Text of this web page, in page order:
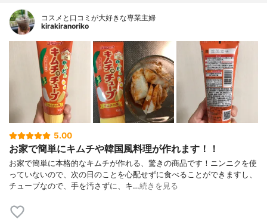
コスメと口コミが大好きな専業主婦
kirakiranoriko
5.00
お家で簡単にキムチや韓国風料理が作れます！！
お家で簡単に本格的なキムチが作れる、驚きの商品です！ニンニクを使
っていないので、次の日のことを心配せずに食べることができますし、
チューブなので、手を汚さずに、キ…続きを見る